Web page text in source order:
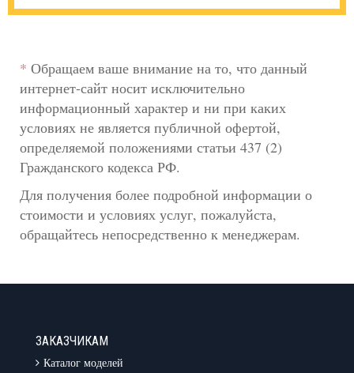
* Обращаем ваше внимание на то, что данный
интернет-сайт носит исключительно
информационный характер и ни при каких
условиях не является публичной офертой,
определяемой положениями статьи 437 (2)
Гражданского кодекса РФ.
Для получения более подробной информации о
стоимости и условиях услуг, пожалуйста,
обращайтесь непосредственно к менеджерам.
ЗАКАЗЧИКАМ
Каталог моделей